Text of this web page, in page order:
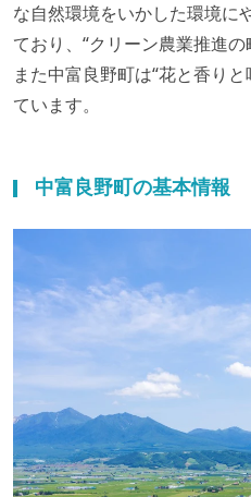
な自然環境をいかした環境に
ており、“クリーン農業推進の
また中富良野町は“花と香り
ています。
中富良野町の基本情報